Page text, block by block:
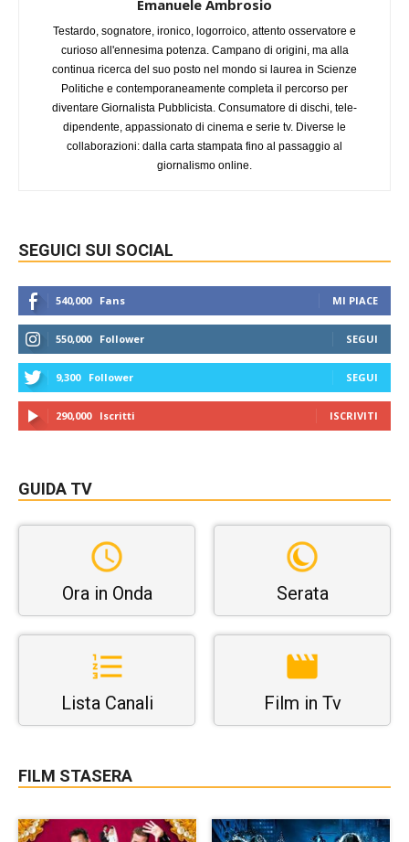
Emanuele Ambrosio
Testardo, sognatore, ironico, logorroico, attento osservatore e
curioso all'ennesima potenza. Campano di origini, ma alla
continua ricerca del suo posto nel mondo si laurea in Scienze
Politiche e contemporaneamente completa il percorso per
diventare Giornalista Pubblicista. Consumatore di dischi, tele-
dipendente, appassionato di cinema e serie tv. Diverse le
collaborazioni: dalla carta stampata fino al passaggio al
giornalismo online.
SEGUICI SUI SOCIAL
540,000 Fans MI PIACE
550,000 Follower SEGUI
9,300 Follower SEGUI
290,000 Iscritti ISCRIVITI
GUIDA TV
Ora in Onda Serata
Lista Canali Film in Tv
FILM STASERA